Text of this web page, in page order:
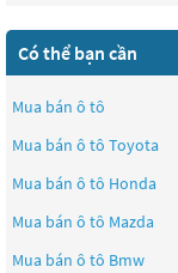
Có thể bạn cần
Mua bán ô tô
Mua bán ô tô Toyota
Mua bán ô tô Honda
Mua bán ô tô Mazda
Mua bán ô tô Bmw